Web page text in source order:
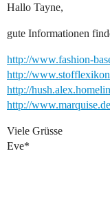
Hallo Tayne,
gute Informationen
http://www.fashion-
http://
http://
http://
Viele Grüsse
Eve*